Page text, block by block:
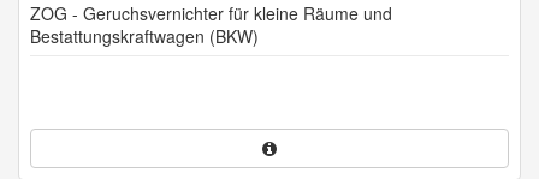
ZOG - Geruchsvernichter für kleine Räume und
Bestattungskraftwagen (BKW)